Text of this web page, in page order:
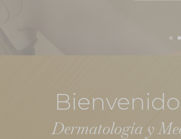
Dermatología y